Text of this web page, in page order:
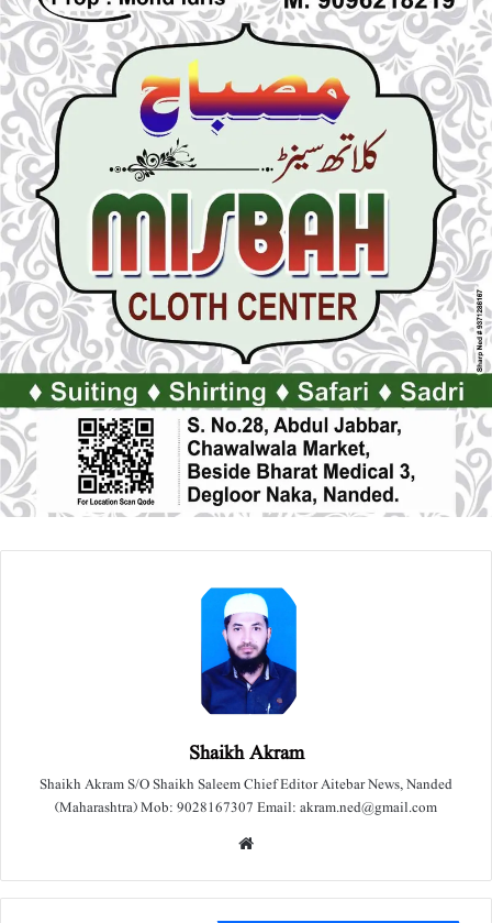
Shaikh Akram
Shaikh Akram S/O Shaikh Saleem Chief Editor Aitebar News, Nanded
(Maharashtra) Mob: 9028167307 Email: akram.ned@gmail.com
e